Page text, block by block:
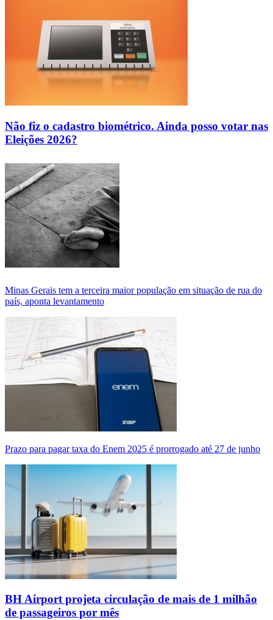
Não fiz o cadastro biométrico. Ainda posso votar nas
Eleições 2026?
Minas Gerais tem a terceira maior população em situação de rua do
país, aponta levantamento
Prazo para pagar taxa do Enem 2025 é prorrogado até 27 de junho
BH Airport projeta circulação de mais de 1 milhão
de passageiros por mês